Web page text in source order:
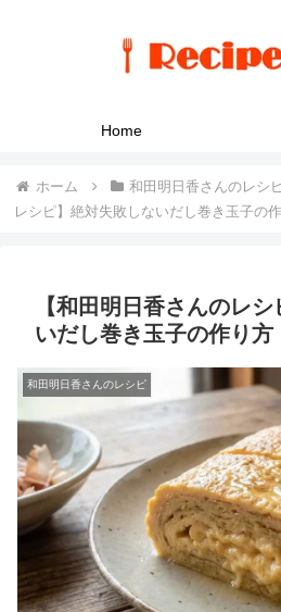
Home
ホーム 和田明日香さんのレシ
レシピ】絶対失敗しないだし巻き玉子の
【和田明日香さんのレ
いだし巻き玉子の作り方
和田明日香さんのレシピ